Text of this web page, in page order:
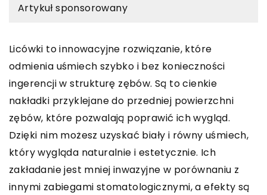
Artykuł sponsorowany
Licówki to innowacyjne rozwiązanie, które
odmienia uśmiech szybko i bez konieczności
ingerencji w strukturę zębów. Są to cienkie
nakładki przyklejane do przedniej powierzchni
zębów, które pozwalają poprawić ich wygląd.
Dzięki nim możesz uzyskać biały i równy uśmiech,
który wygląda naturalnie i estetycznie. Ich
zakładanie jest mniej inwazyjne w porównaniu z
innymi zabiegami stomatologicznymi, a efekty są